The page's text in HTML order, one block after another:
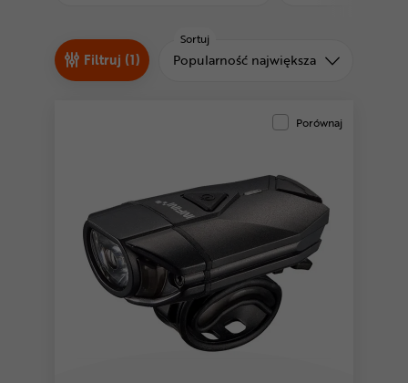
Odżywki
Filtruj (1)
Sortuj
Sortuj od
Popularność największa
Porównaj